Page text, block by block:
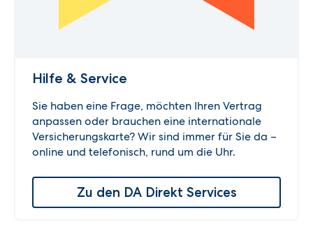
Hilfe & Service
Sie haben eine Frage, möchten Ihren Vertrag
anpassen oder brauchen eine internationale
Versicherungskarte? Wir sind immer für Sie da –
online und telefonisch, rund um die Uhr.
Zu den DA Direkt Services